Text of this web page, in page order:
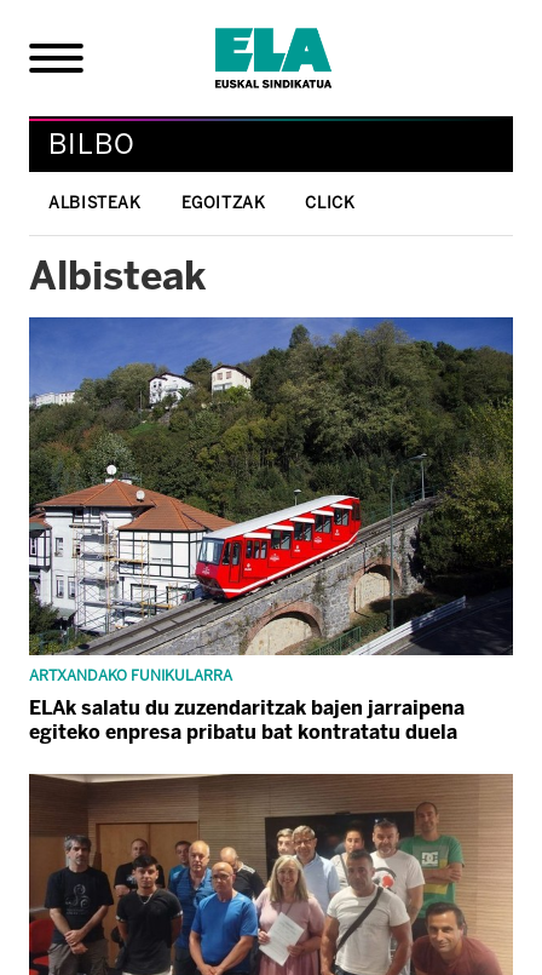
BILBO
ALBISTEAK EGOITZAK CLICK
Albisteak
ARTXANDAKO FUNIKULARRA
ELAk salatu du zuzendaritzak bajen jarraipena
egiteko enpresa pribatu bat kontratatu duela